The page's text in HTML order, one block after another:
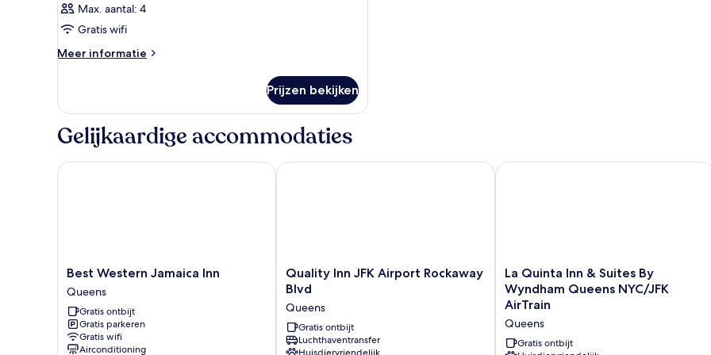
Max. aantal: 4
Gratis wifi
Meer informatie
Meer
Prijzen bekijken
Gelijkaardige accommodaties
Best
Western
Jamaica
Inn
Queens
Best Western Jamaica Inn
Queens
Gratis ontbijt
Gratis parkeren
Gratis wifi
Airconditioning
Best Western Jamaica Inn
Quality
Inn
Airport
Rockaway
Blvd
Quality Inn JFK Airport Rockaway
Blvd
Queens
Gratis ontbijt
Luchthaventransfer
Quality Inn JFK Airport Rockaway Blvd
La
Quinta
Inn
&
Suites
By
La Quinta Inn & Suites By
Wyndham Queens NYC/JFK
AirTrain
Queens
Gratis ontbijt
La Quinta Inn & Suites By Wyndham